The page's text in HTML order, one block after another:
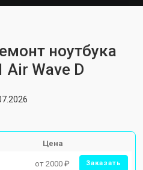
ноутбука
Wave D
Цена
от 2000 ₽ Заказать